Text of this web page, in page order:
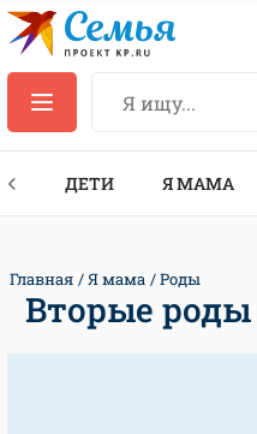
ДЕТИ Я МАМА
Главная Я мама Роды
Вторые роды